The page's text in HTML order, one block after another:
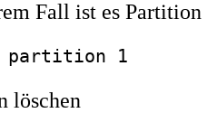
Fall ist es Partition
partition 1
löschen